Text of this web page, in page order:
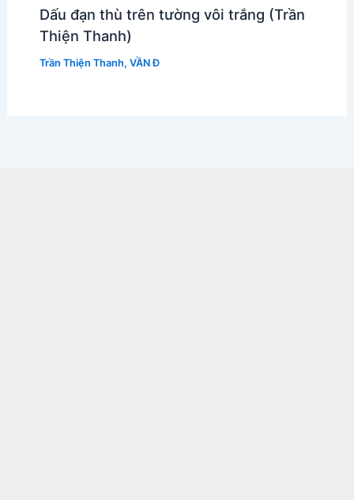
Dấu đạn thù trên tường vôi trắng (Trần
Thiện Thanh)
Trần Thiện Thanh, VẦN Đ